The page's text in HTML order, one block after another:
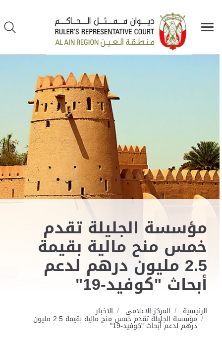
مؤسسة الجليلة تقدم
خمس منح مالية بقيمة
2.5 مليون درهم لدعم
أبحاث "كوفيد-19"
الرئيسية المركز الاعلامى الاخبار
مؤسسة الجليلة تقدم خمس منح مالية بقيمة 2.5 مليون
درهم لدعم أبحاث "كوفيد-19"